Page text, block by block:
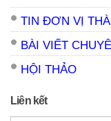
TIN ĐƠN VỊ
BÀI VIẾT
HỘI THẢO
Liên kết